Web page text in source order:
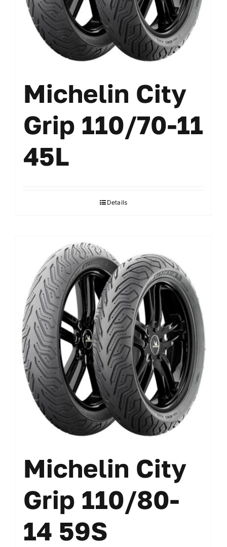
Michelin City
Grip 110/70-11
45L
Details
Michelin City
Grip 110/80-
14 59S